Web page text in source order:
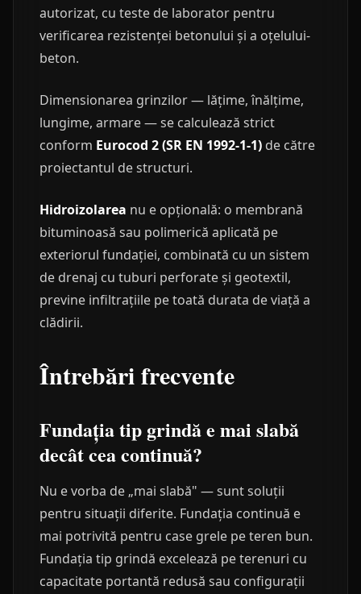
autorizat, cu teste de laborator pentru
verificarea rezistenței betonului și a oțelului-
beton.
Dimensionarea grinzilor — lățime, înălțime,
lungime, armare — se calculează strict
conform Eurocod 2 (SR EN 1992-1-1) de către
proiectantul de structuri.
Hidroizolarea nu e opțională: o membrană
bituminoasă sau polimerică aplicată pe
exteriorul fundației, combinată cu un sistem
de drenaj cu tuburi perforate și geotextil,
previne infiltrațiile pe toată durata de viață a
clădirii.
Întrebări frecvente
Fundația tip grindă e mai slabă
decât cea continuă?
Nu e vorba de „mai slabă" — sunt soluții
pentru situații diferite. Fundația continuă e
mai potrivită pentru case grele pe teren bun.
Fundația tip grindă excelează pe terenuri cu
capacitate portantă redusă sau configurații